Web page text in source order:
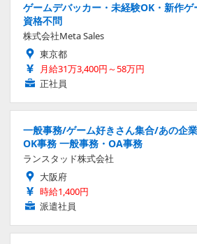
ゲームデバッカー・未経験OK・新作ゲ
資格不問
株式会社Meta Sales
東京都
月給31万3,400円～58万円
正社員
一般事務/ゲーム好きさん集合/あの企
OK事務 一般事務・OA事務
ランスタッド株式会社
大阪府
時給1,400円
派遣社員